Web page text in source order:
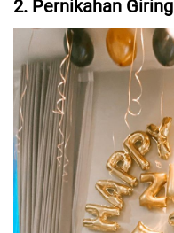
2. Pernikahan Giring